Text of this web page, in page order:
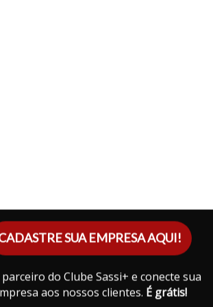
SUA EMPRESA AQUI!
parceiro do Clube Sassi+ e conecte sua
aos nossos clientes. É grátis!